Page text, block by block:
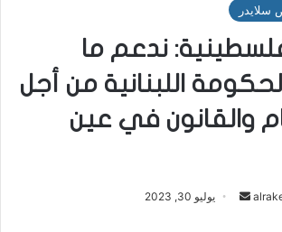
سلايدر
ندعم ما
اللبنانية من أجل
والقانون في عين
يوليو 30, 2023